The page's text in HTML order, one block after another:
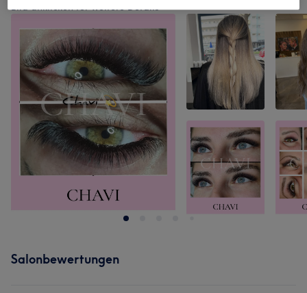
Bild anklicken für weitere Details
Salonbewertungen